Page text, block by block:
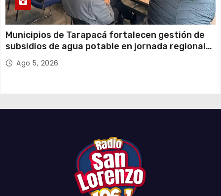
Municipios de Tarapacá fortalecen gestión de
subsidios de agua potable en jornada regional
organizada por Aguas del Altiplano y ANDESS
Ago 5, 2026